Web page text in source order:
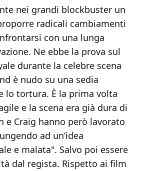
nei grandi blockbuster un
radicali cambiamenti
con una lunga
Ne ebbe la prova sul
durante la celebre scena
è nudo su una sedia
lo tortura. È la prima volta
e la scena era già dura di
e Craig hanno però lavorato
ad un’idea
e malata". Salvo poi essere
dal regista. Rispetto ai film